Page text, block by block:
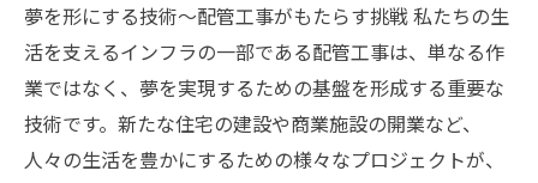
夢を形にする技術〜配管工事がもたらす挑戦 私たちの生
活を支えるインフラの一部である配管工事は、単なる作
業ではなく、夢を実現するための基盤を形成する重要な
技術です。新たな住宅の建設や商業施設の開業など、
人々の生活を豊かにするための様々なプロジェクトが、